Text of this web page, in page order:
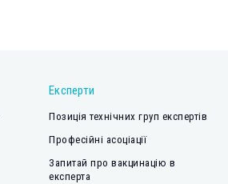
Експерти
Позиція технічних груп експертів
Професійні асоціації
Запитай про вакцинацію в
експерта